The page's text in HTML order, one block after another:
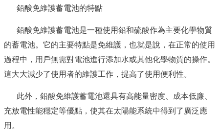
鉛酸免維護蓄電池的特點
鉛酸免維護蓄電池是一種使用鉛和硫酸作為主要化學物質
的蓄電池。它的主要特點是免維護，也就是說，在正常的使用
過程中，用戶無需對電池進行添加水或其他化學物質的操作。
這大大減少了使用者的維護工作，提高了使用便利性。
此外，鉛酸免維護蓄電池還具有高能量密度、成本低廉、
充放電性能穩定等優點，使其在太陽能系統中得到了廣泛應
用。